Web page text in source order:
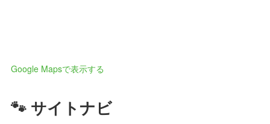
Google Mapsで表示する
🐾 サイトナビ